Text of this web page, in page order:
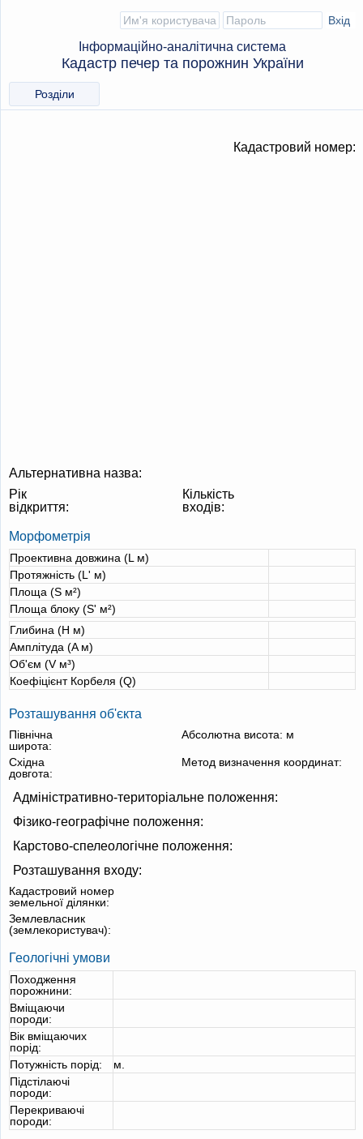
Інформаційно-аналітична система
Кадастр печер та порожнин України
Розділи
Кадастровий номер:
Альтернативна назва:
Рік
відкриття:
Кількість
входів:
Морфометрія
Проективна довжина (L м)
Протяжність (L' м)
Площа (S м²)
Площа блоку (S' м²)
Глибина (H м)
Амплітуда (A м)
Об'єм (V м³)
Коефіцієнт Корбеля (Q)
Розташування об'єкта
Північна
широта:
Абсолютна висота: м
Східна
довгота:
Метод визначення координат:
Адміністративно-територіальне положення:
Фізико-географічне положення:
Карстово-спелеологічне положення:
Розташування входу:
Кадастровий номер
земельної ділянки:
Землевласник
(землекористувач):
Геологічні умови
Походження
порожнини:
Вміщаючи
породи:
Вік вміщаючих
порід:
Потужність порід:
м.
Підстілаючі
породи:
Перекриваючі
породи: